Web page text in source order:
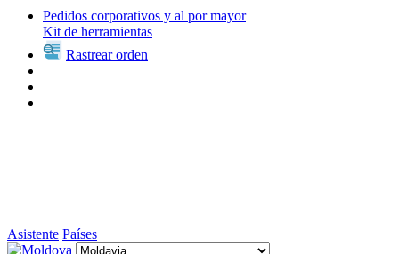
Pedidos corporativos y al por mayor
Kit de herramientas
Rastrear orden
Asistente Países